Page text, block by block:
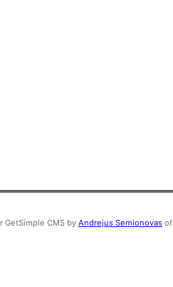
GetSimple CMS by Andrejus Semionovas of